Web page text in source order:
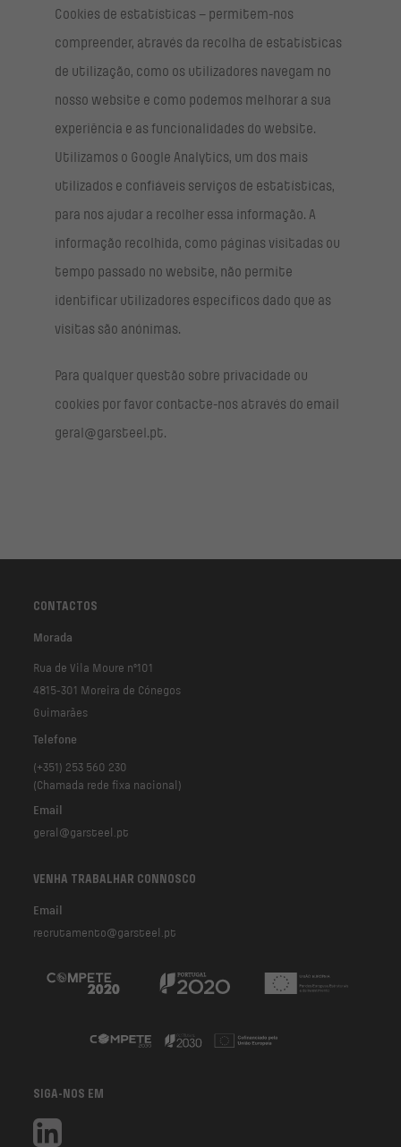
Cookies de estatísticas – permitem-nos
compreender, através da recolha de estatísticas
de utilização, como os utilizadores navegam no
nosso website e como podemos melhorar a sua
experiência e as funcionalidades do website.
Utilizamos o Google Analytics, um dos mais
utilizados e confiáveis serviços de estatísticas,
para nos ajudar a recolher essa informação. A
informação recolhida, como páginas visitadas ou
tempo passado no website, não permite
identificar utilizadores específicos dado que as
visitas são anónimas.
Para qualquer questão sobre privacidade ou
cookies por favor contacte-nos através do email
geral@garsteel.pt.
CONTACTOS
Morada
Rua de Vila Moure nº101
4815-301 Moreira de Cónegos
Guimarães
Telefone
(+351) 253 560 230
(Chamada rede fixa nacional)
Email
geral@garsteel.pt
VENHA TRABALHAR CONNOSCO
Email
recrutamento@garsteel.pt
SIGA-NOS EM